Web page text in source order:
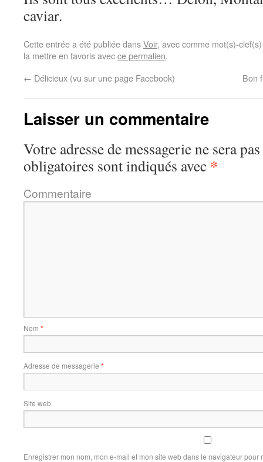
caviar.
Cette entrée a été publiée dansVoir, avec comme mot(s)-
la mettre en favoris avecce permalien.
← Délicieux (vu sur une page Facebook) Bon
Laisser un commentaire
Votre adresse de messagerie ne sera
obligatoires sont indiqués avec *
Commentaire
Nom *
Adresse de messagerie *
Site web
Enregistrer mon nom, mon e-mail et mon site web dans le navigateur pour